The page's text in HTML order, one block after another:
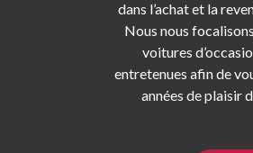
dans l’achat et la
Nous nous
voitures
entretenues afin de
années de plaisir